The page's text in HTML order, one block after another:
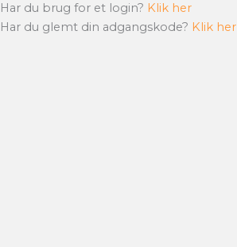
Har du brug for et login? Klik her
Har du glemt din adgangskode? Klik her